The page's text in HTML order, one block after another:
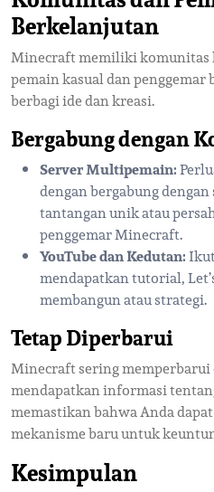
Berkelanjutan
Minecraft memiliki komunitas
pemain kasual dan penggemar
berbagi ide dan kreasi.
Bergabung dengan
Server Multipemain:
dengan bergabung
tantangan unik atau
penggemar Minecraft.
YouTube dan Kedutan:
mendapatkan tutorial,
membangun atau strategi.
Tetap Diperbarui
Minecraft sering memperbarui
mendapatkan informasi
memastikan bahwa Anda
mekanisme baru untuk
Kesimpulan